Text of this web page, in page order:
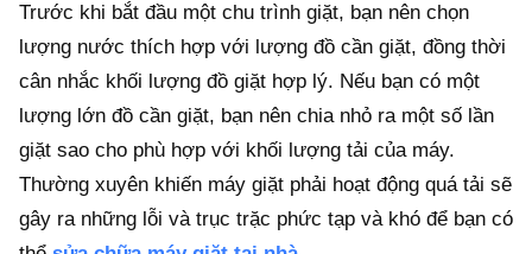
Trước khi bắt đầu một chu trình giặt, bạn nên chọn
lượng nước thích hợp với lượng đồ cần giặt, đồng thời
cân nhắc khối lượng đồ giặt hợp lý. Nếu bạn có một
lượng lớn đồ cần giặt, bạn nên chia nhỏ ra một số lần
giặt sao cho phù hợp với khối lượng tải của máy.
Thường xuyên khiến máy giặt phải hoạt động quá tải sẽ
gây ra những lỗi và trục trặc phức tạp và khó để bạn có